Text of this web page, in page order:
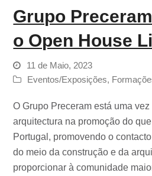
Grupo
o Open House
11 de Maio, 2023
Eventos/Exposições,
O Grupo Preceram está uma
arquitectura na promoção do
Portugal, promovendo o
do meio da construção e da
proporcionar à comunidade